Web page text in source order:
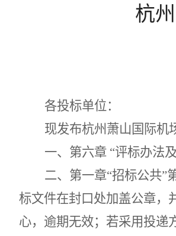
杭
各投标单位：
现发布杭州萧山国际机
一、第六章 “评标办法
二、第一章“招标公共”
标文件在封口处加盖公章，
心，逾期无效；若采用投递